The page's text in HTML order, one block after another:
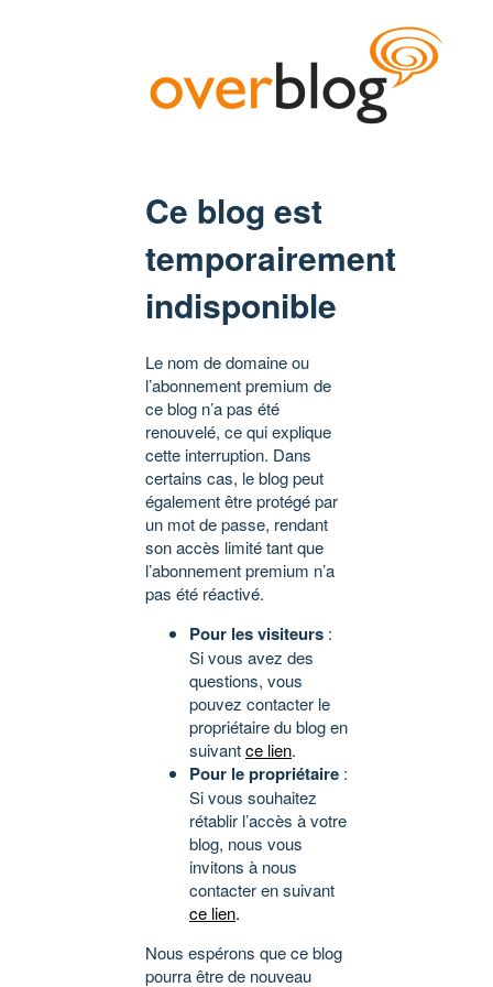
Ce blog est
temporairement
indisponible
Le nom de domaine ou
l’abonnement premium de
ce blog n’a pas été
renouvelé, ce qui explique
cette interruption. Dans
certains cas, le blog peut
également être protégé par
un mot de passe, rendant
son accès limité tant que
l’abonnement premium n’a
pas été réactivé.
Pour les visiteurs :
Si vous avez des
questions, vous
pouvez contacter le
propriétaire du blog en
suivantce lien.
Pour le propriétaire :
Si vous souhaitez
rétablir l’accès à votre
blog, nous vous
invitons à nous
contacter en suivant
ce lien.
Nous espérons que ce blog
pourra être de nouveau